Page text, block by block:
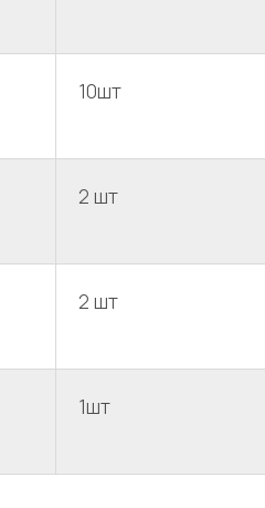
10шт
2 шт
2 шт
1шт